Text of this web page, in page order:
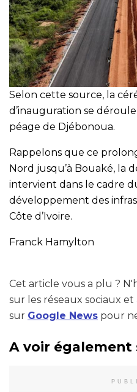
Selon cette source, la
d’inauguration se
péage de Djébonoua.
Rappelons que ce
Nord jusqu’à Bouaké, la
intervient dans le cadre
développement des
Côte d’Ivoire.
Franck Hamylton
Cet article vous a plu ?
sur les réseaux sociaux et
sur Google News pour
A voir également